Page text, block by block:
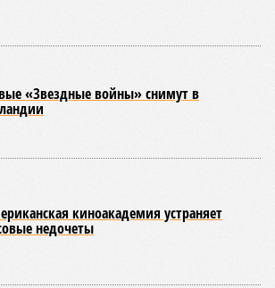
«Звездные войны» снимут в
киноакадемия устраняет
недочеты